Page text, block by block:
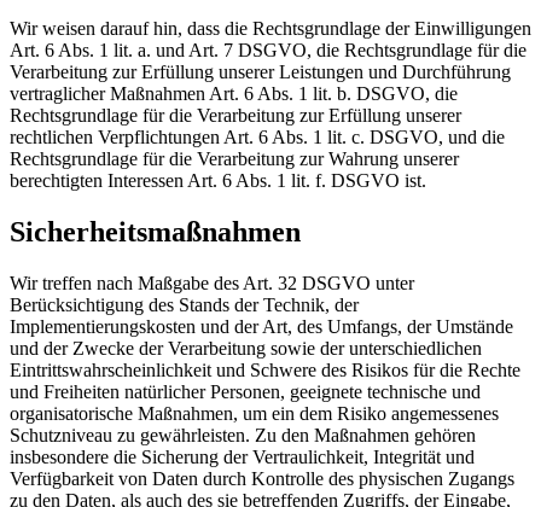
Wir weisen darauf hin, dass die Rechtsgrundlage der Einwilligungen
Art. 6 Abs. 1 lit. a. und Art. 7 DSGVO, die Rechtsgrundlage für die
Verarbeitung zur Erfüllung unserer Leistungen und Durchführung
vertraglicher Maßnahmen Art. 6 Abs. 1 lit. b. DSGVO, die
Rechtsgrundlage für die Verarbeitung zur Erfüllung unserer
rechtlichen Verpflichtungen Art. 6 Abs. 1 lit. c. DSGVO, und die
Rechtsgrundlage für die Verarbeitung zur Wahrung unserer
berechtigten Interessen Art. 6 Abs. 1 lit. f. DSGVO ist.
Sicherheitsmaßnahmen
Wir treffen nach Maßgabe des Art. 32 DSGVO unter
Berücksichtigung des Stands der Technik, der
Implementierungskosten und der Art, des Umfangs, der Umstände
und der Zwecke der Verarbeitung sowie der unterschiedlichen
Eintrittswahrscheinlichkeit und Schwere des Risikos für die Rechte
und Freiheiten natürlicher Personen, geeignete technische und
organisatorische Maßnahmen, um ein dem Risiko angemessenes
Schutzniveau zu gewährleisten. Zu den Maßnahmen gehören
insbesondere die Sicherung der Vertraulichkeit, Integrität und
Verfügbarkeit von Daten durch Kontrolle des physischen Zugangs
zu den Daten, als auch des sie betreffenden Zugriffs, der Eingabe,